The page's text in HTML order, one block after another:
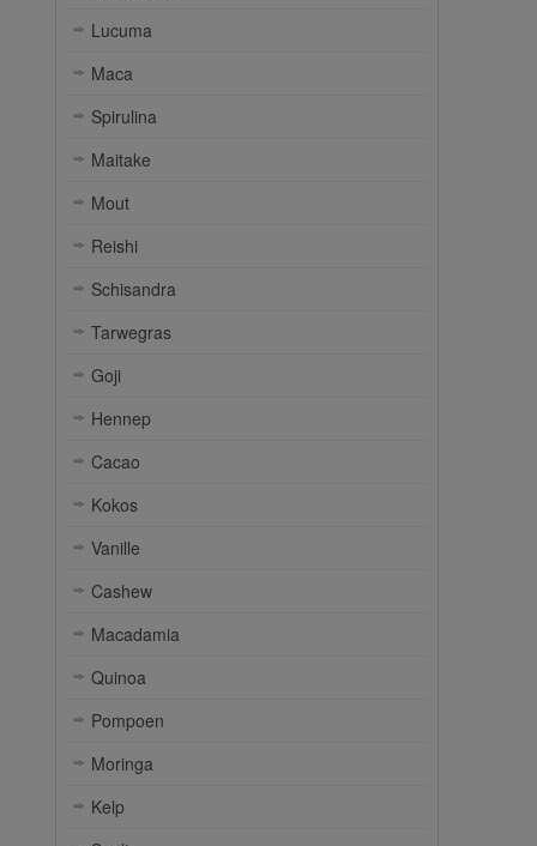
Lucuma
Maca
Spirulina
Maitake
Mout
Reishi
Schisandra
Tarwegras
Goji
Hennep
Cacao
Kokos
Vanille
Cashew
Macadamia
Quinoa
Pompoen
Moringa
Kelp